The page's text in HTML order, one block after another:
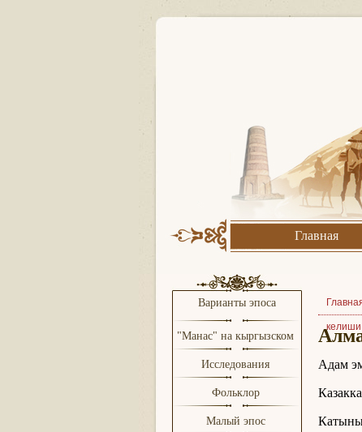
Главная
Варианты эпоса
"Манас" на кыргызском
Исследования
Фольклор
Малый эпос
келиши
Адам